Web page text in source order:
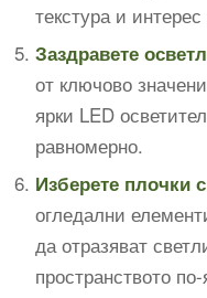
текстура и
Заздравете
от ключово
ярки LED
равномерно.
Изберете плочки
огледални
да отразяват
пространството